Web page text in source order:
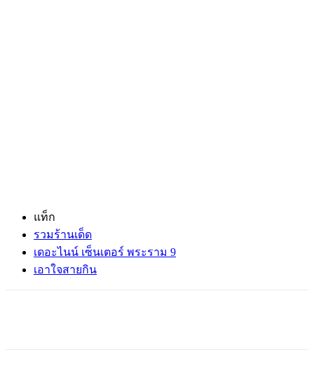
แท็ก
รวมร้านเด็ด
เดอะไนน์ เซ็นเตอร์ พระราม 9
เอาใจสายกิน